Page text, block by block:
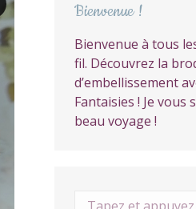
Bienvenue !
Bienvenue à tous
fil. Découvrez la
d’embellissement
Fantaisies ! Je vous
beau voyage !
Recherche